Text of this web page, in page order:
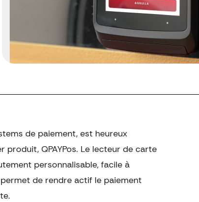
de paiement, est heureux
produit, QPAYPos. Le lecteur de carte
personnalisable, facile à
de rendre actif le paiement